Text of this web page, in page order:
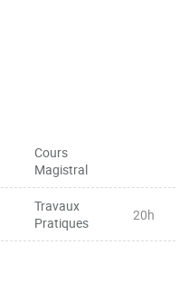
Cours
Magistral
Travaux
Pratiques
20h